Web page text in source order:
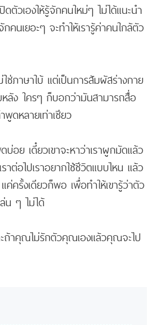
ตัวเองให้รู้จักคนใหม่ๆ ไม่ได้แนะนำ
คนเยอะๆ จะทำให้เรารู้ค่าคนใกล้ตัว
ช่ภาษาใบ้ แต่เป็นการสัมผัสร่างกาย
ลัง ใครๆ ก็บอกว่ามันสามารถสื่อ
พูดหลายเท่าเชียว
อย เดี๋ยวเขาจะหาว่าเราผูกมัดแล้ว
าต่อไปเราอยากใช้ชีวิตแบบไหน แล้ว
ครั้งเดียวก็พอ เพื่อทำให้เขารู้ว่าตัว
น ๆ ไม่ได้
ถ้าคุณไม่รักตัวคุณเองแล้วคุณจะไป